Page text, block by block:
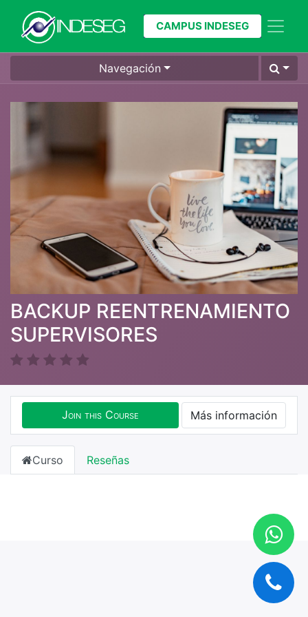
CAMPUS INDESEG
Navegación
BACKUP REENTRENAMIENTO
SUPERVISORES
Join this Course Más información
Curso Reseñas